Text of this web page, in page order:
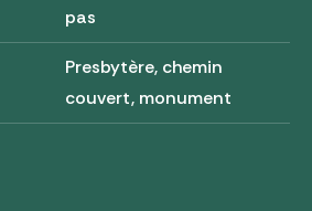
pas
Presbytère, chemin
couvert, monument